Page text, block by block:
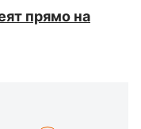
прямо на